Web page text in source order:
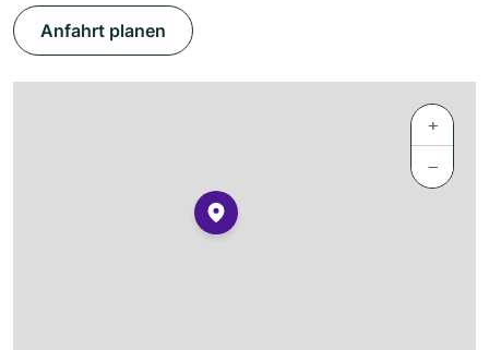
Anfahrt planen
+
−